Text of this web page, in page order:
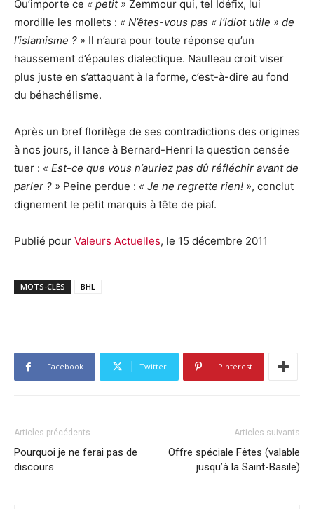
Qu’importe ce « petit » Zemmour qui, tel Idéfix, lui
mordille les mollets : « N’êtes-vous pas « l’idiot utile » de
l’islamisme ? » Il n’aura pour toute réponse qu’un
haussement d’épaules dialectique. Naulleau croit viser
plus juste en s’attaquant à la forme, c’est-à-dire au fond
du béhachélisme.
Après un bref florilège de ses contradictions des origines
à nos jours, il lance à Bernard-Henri la question censée
tuer : « Est-ce que vous n’auriez pas dû réfléchir avant de
parler ? » Peine perdue : « Je ne regrette rien! », conclut
dignement le petit marquis à tête de piaf.
Publié pour Valeurs Actuelles, le 15 décembre 2011
MOTS-CLÉS BHL
Facebook Twitter Pinterest
Articles précédents
Pourquoi je ne ferai pas de
discours
Articles suivants
Offre spéciale Fêtes (valable
jusqu’à la Saint-Basile)